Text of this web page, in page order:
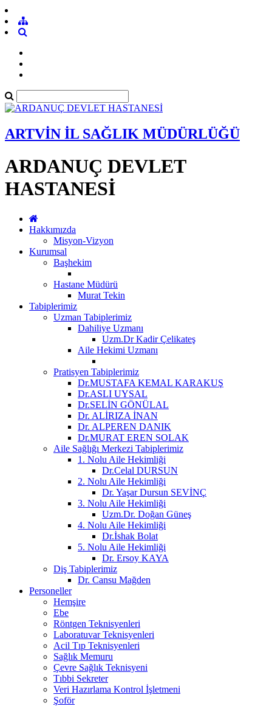
ARTVİN İL SAĞLIK MÜDÜRLÜĞÜ
ARDANUÇ DEVLET
HASTANESİ
Hakkımızda
Misyon-Vizyon
Kurumsal
Başhekim
Hastane Müdürü
Murat Tekin
Tabiplerimiz
Uzman Tabiplerimiz
Dahiliye Uzmanı
Uzm.Dr Kadir Çelikateş
Aile Hekimi Uzmanı
Pratisyen Tabiplerimiz
Dr.MUSTAFA KEMAL KARAKUŞ
Dr.ASLI UYSAL
Dr.SELİN GÖNÜLAL
Dr. ALİRIZA İNAN
Dr. ALPEREN DANIK
Dr.MURAT EREN SOLAK
Aile Sağlığı Merkezi Tabiplerimiz
1. Nolu Aile Hekimliği
Dr.Celal DURSUN
2. Nolu Aile Hekimliği
Dr. Yaşar Dursun SEVİNÇ
3. Nolu Aile Hekimliği
Uzm.Dr. Doğan Güneş
4. Nolu Aile Hekimliği
Dr.İshak Bolat
5. Nolu Aile Hekimliği
Dr. Ersoy KAYA
Diş Tabiplerimiz
Dr. Cansu Mağden
Personeller
Hemşire
Ebe
Röntgen Teknisyenleri
Laboratuvar Teknisyenleri
Acil Tıp Teknisyenleri
Sağlık Memuru
Çevre Sağlık Teknisyeni
Tıbbi Sekreter
Veri Hazırlama Kontrol İşletmeni
Şoför